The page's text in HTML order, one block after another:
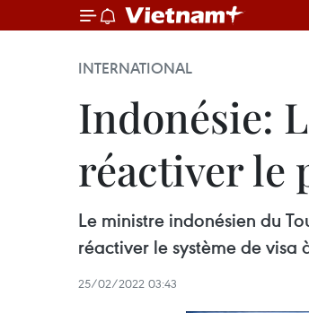
INTERNATIONAL
Indonésie:
réactiver le
Le ministre indonésien du
réactiver le système de visa
25/02/2022 03:43